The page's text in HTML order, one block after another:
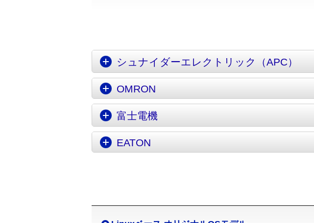
シュナイダーエレクトリック（APC）
OMRON
富士電機
EATON